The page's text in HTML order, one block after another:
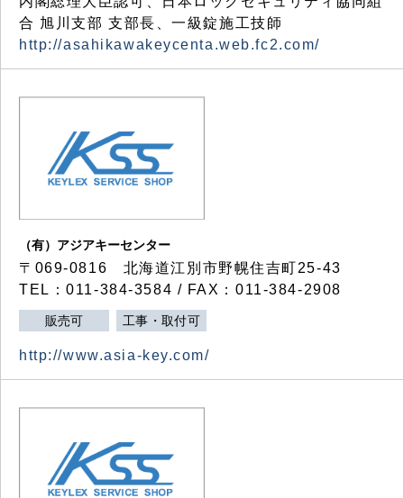
合 旭川支部 支部長、一級錠施工技師
http://asahikawakeycenta.web.fc2.com/
（有）アジアキーセンター
〒069-0816 北海道江別市野幌住吉町25-43
TEL：011-384-3584 / FAX：011-384-2908
販売可 工事・取付可
http://www.asia-key.com/